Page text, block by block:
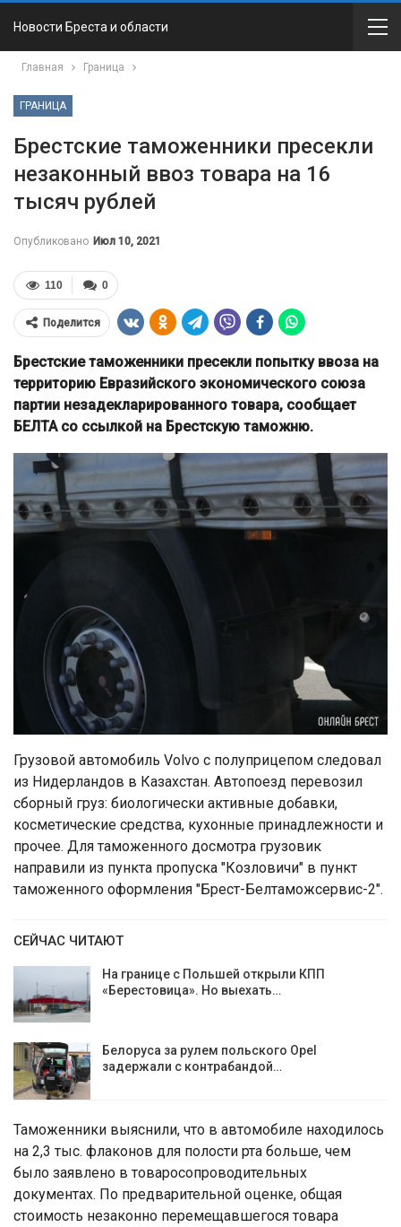
Новости Бреста и области
Главная Граница
ГРАНИЦА
Брестские таможенники пресекли
незаконный ввоз товара на 16
тысяч рублей
Опубликовано Июл 10, 2021
0
110
Поделится
Брестские таможенники пресекли попытку ввоза на
территорию Евразийского экономического союза
партии незадекларированного товара, сообщает
БЕЛТА со ссылкой на Брестскую таможню.
Грузовой автомобиль Volvo c полуприцепом следовал
из Нидерландов в Казахстан. Автопоезд перевозил
сборный груз: биологически активные добавки,
косметические средства, кухонные принадлежности и
прочее. Для таможенного досмотра грузовик
направили из пункта пропуска "Козловичи" в пункт
таможенного оформления "Брест-Белтаможсервис-2".
СЕЙЧАС ЧИТАЮТ
На границе с Польшей открыли КПП
«Берестовица». Но выехать…
Белоруса за рулем польского Opel
задержали с контрабандой…
Таможенники выяснили, что в автомобиле находилось
на 2,3 тыс. флаконов для полости рта больше, чем
было заявлено в товаросопроводительных
документах. По предварительной оценке, общая
стоимость незаконно перемещавшегося товара